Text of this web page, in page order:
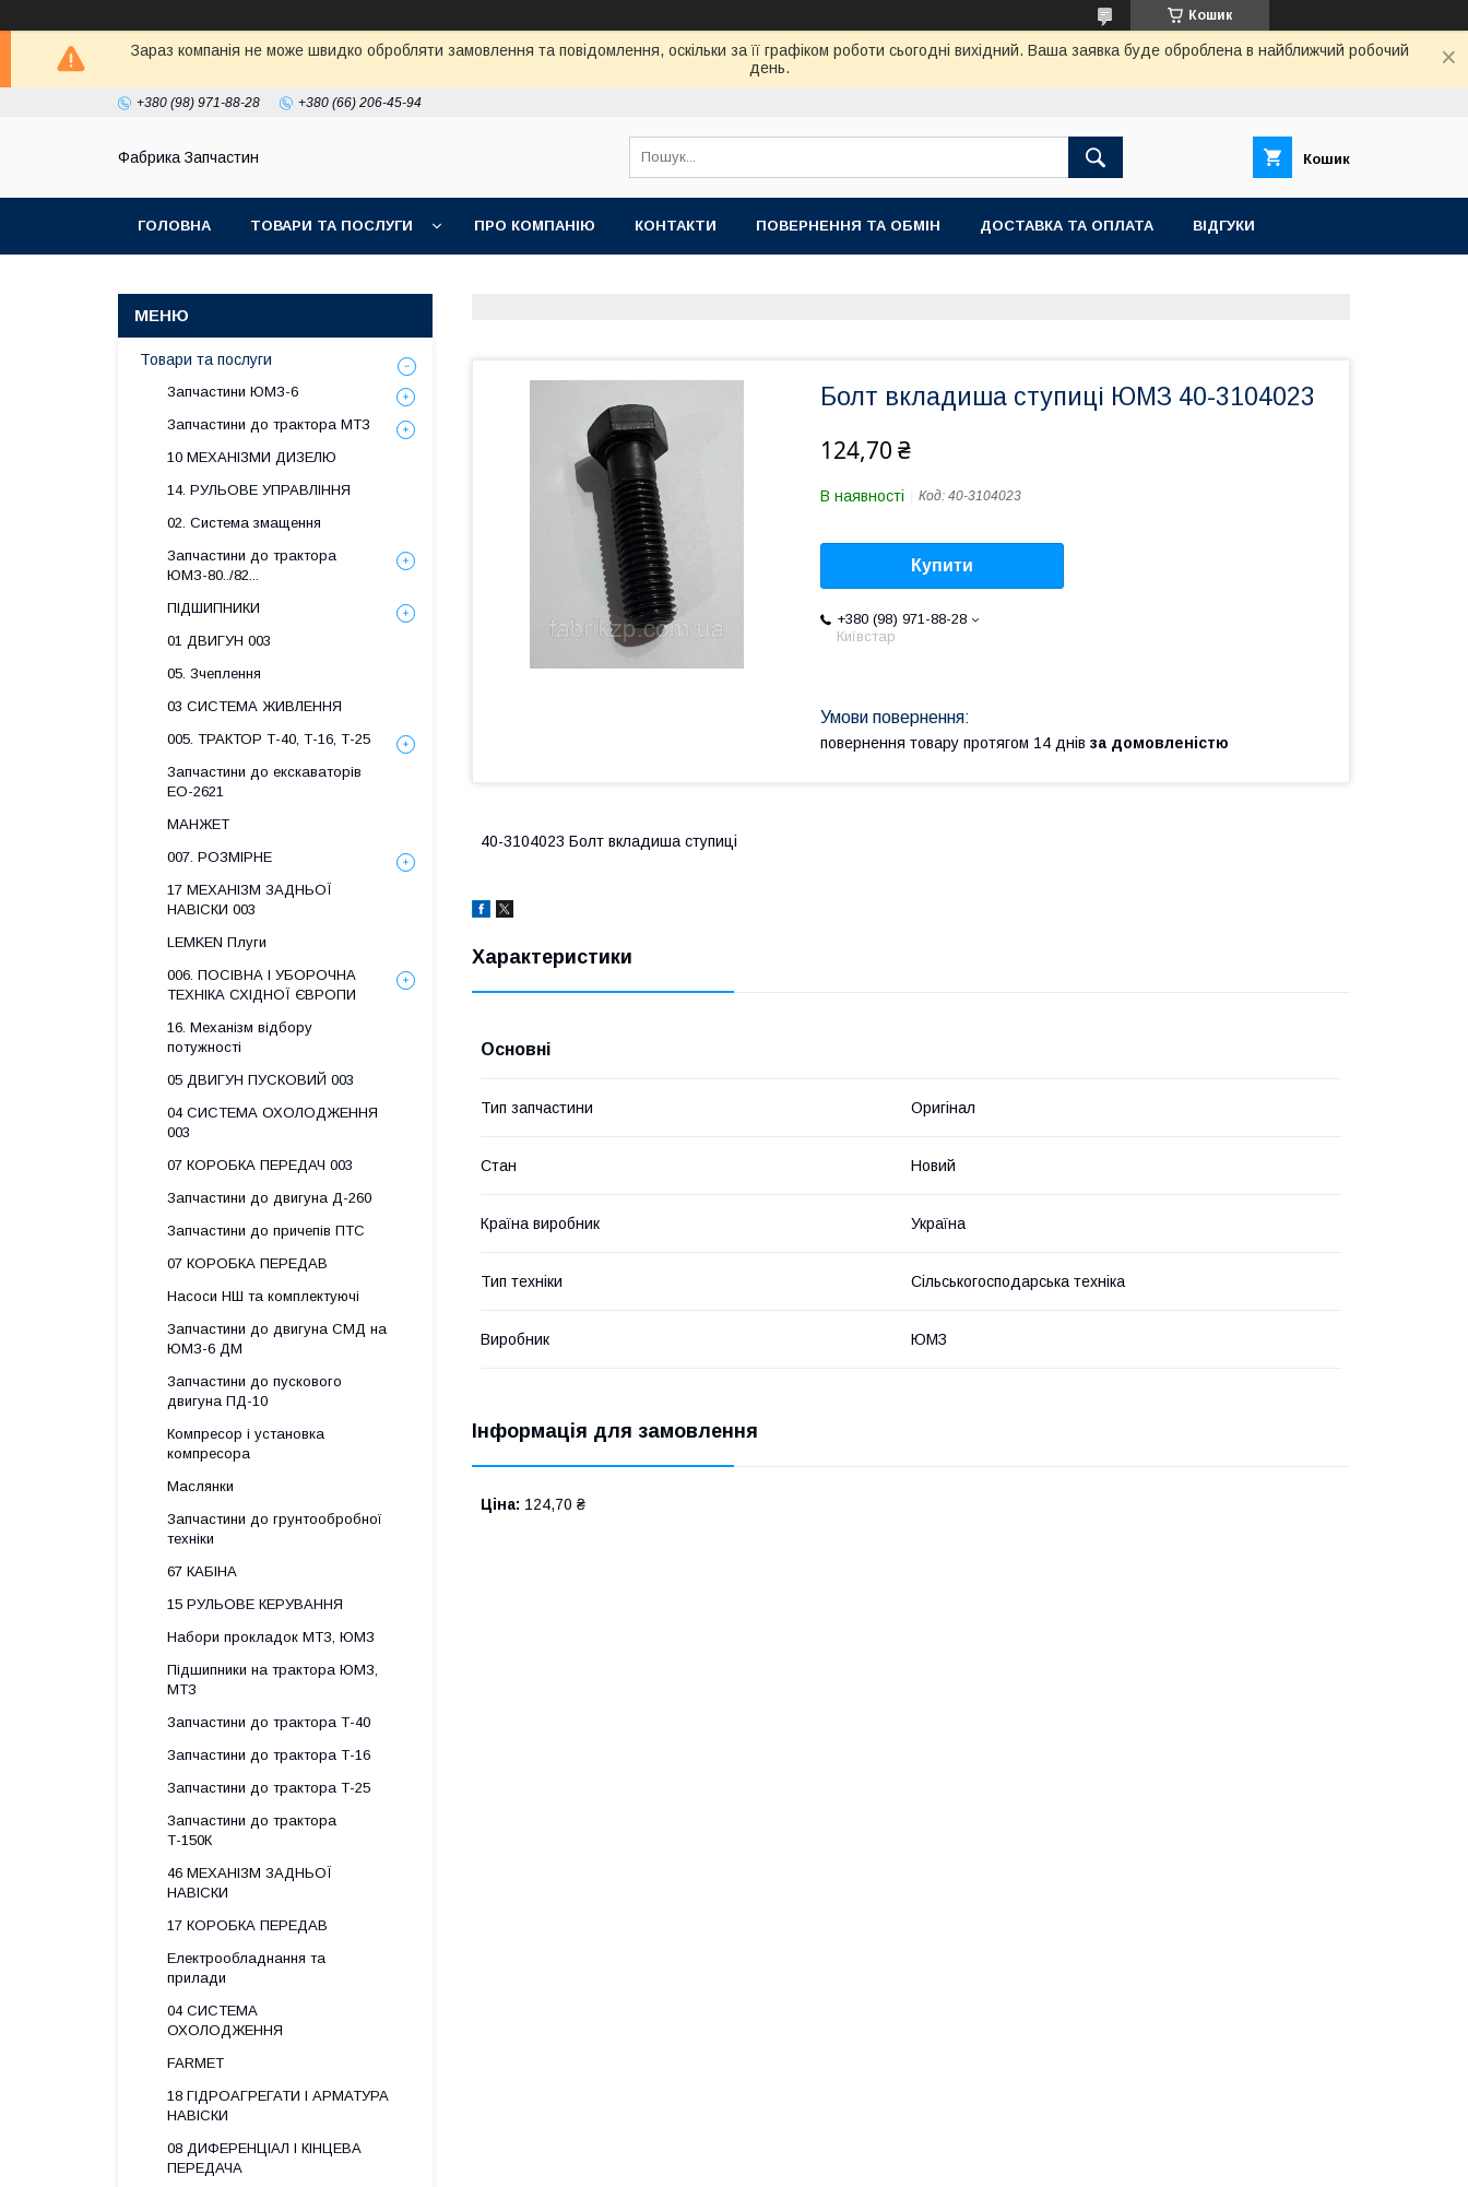
Кошик
Зараз компанія не може швидко обробляти замовлення та повідомлення, оскільки за її графіком роботи сьогодні вихідний. Ваша заявка буде оброблена в найближчий робочий
день.
+380 (98) 971-88-28 +380 (66) 206-45-94
Фабрика Запчастин Кошик
ГОЛОВНА ТОВАРИ ТА ПОСЛУГИ ПРО КОМПАНІЮ КОНТАКТИ ПОВЕРНЕННЯ ТА ОБМІН ДОСТАВКА ТА ОПЛАТА ВІДГУКИ
Болт вкладиша ступиці ЮМЗ 40-3104023
124,70 ₴
В наявності Код: 40-3104023
Купити
+380 (98) 971-88-28
Київстар
повернення товару протягом 14 днів за домовленістю
40-3104023 Болт вкладиша ступиці
Характеристики
Основні
Тип запчастини Оригінал
Стан Новий
Країна виробник Україна
Тип техніки Сільськогосподарська техніка
Виробник ЮМЗ
Інформація для замовлення
Ціна: 124,70 ₴
Товари та послуги
Запчастини ЮМЗ-6
Запчастини до трактора МТЗ
10 МЕХАНІЗМИ ДИЗЕЛЮ
14. РУЛЬОВЕ УПРАВЛІННЯ
02. Система змащення
Запчастини до трактора
ЮМЗ-80../82...
ПІДШИПНИКИ
01 ДВИГУН 003
05. Зчеплення
03 СИСТЕМА ЖИВЛЕННЯ
005. ТРАКТОР Т-40, Т-16, Т-25
Запчастини до екскаваторів
ЕО-2621
МАНЖЕТ
007. РОЗМІРНЕ
17 МЕХАНІЗМ ЗАДНЬОЇ
НАВІСКИ 003
LEMKEN Плуги
006. ПОСІВНА І УБОРОЧНА
ТЕХНІКА СХІДНОЇ ЄВРОПИ
16. Механізм відбору
потужності
05 ДВИГУН ПУСКОВИЙ 003
04 СИСТЕМА ОХОЛОДЖЕННЯ
003
07 КОРОБКА ПЕРЕДАЧ 003
Запчастини до двигуна Д-260
Запчастини до причепів ПТС
07 КОРОБКА ПЕРЕДАВ
Насоси НШ та комплектуючі
Запчастини до двигуна СМД на
ЮМЗ-6 ДМ
Запчастини до пускового
двигуна ПД-10
Компресор і установка
компресора
Маслянки
Запчастини до грунтообробної
техніки
67 КАБІНА
15 РУЛЬОВЕ КЕРУВАННЯ
Набори прокладок МТЗ, ЮМЗ
Підшипники на трактора ЮМЗ,
МТЗ
Запчастини до трактора Т-40
Запчастини до трактора Т-16
Запчастини до трактора Т-25
Запчастини до трактора
Т-150К
46 МЕХАНІЗМ ЗАДНЬОЇ
НАВІСКИ
17 КОРОБКА ПЕРЕДАВ
Електрообладнання та
прилади
04 СИСТЕМА
ОХОЛОДЖЕННЯ
FARMET
18 ГІДРОАГРЕГАТИ І АРМАТУРА
НАВІСКИ
08 ДИФЕРЕНЦІАЛ І КІНЦЕВА
ПЕРЕДАЧА